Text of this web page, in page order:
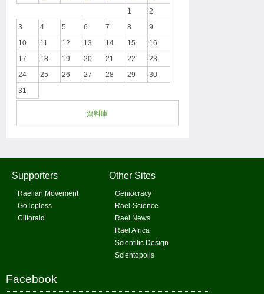
1
2
3
4 5 6 7 8
9
10
11 12 13 14 15
16
17
18 19 20 21 22
23
24
25 26 27 28 29
30
31
資料庫
Supporters
Raelian Movement
GoTopless
Clitoraid
Other Sites
Geniocracy
Rael-Science
Rael News
Rael Africa
Scientific Design
Scientopolis
Facebook